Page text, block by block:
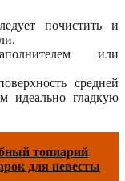
почистить и
или
средней
идеально гладкую
топиарий
для невесты